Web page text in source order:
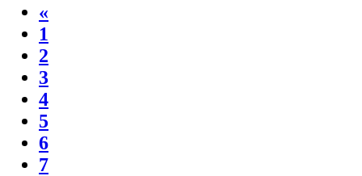
«
1
2
3
4
5
6
7